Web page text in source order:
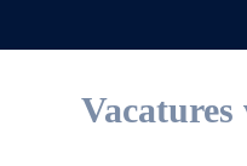
Vacatures